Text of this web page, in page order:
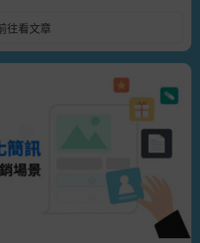
往看文章